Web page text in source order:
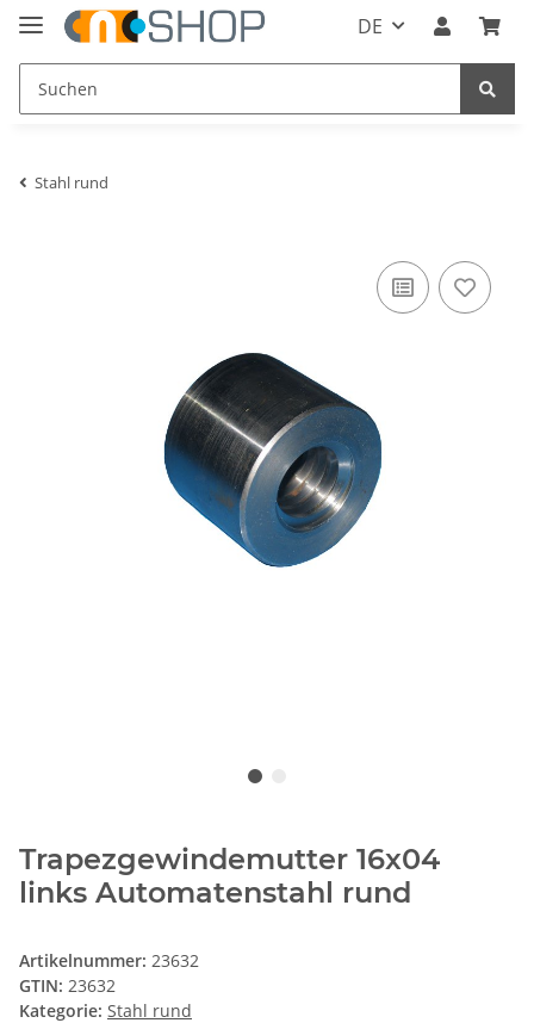
DE
Stahl rund
Trapezgewindemutter 16x04
links Automatenstahl rund
Artikelnummer: 23632
GTIN: 23632
Kategorie: Stahl rund